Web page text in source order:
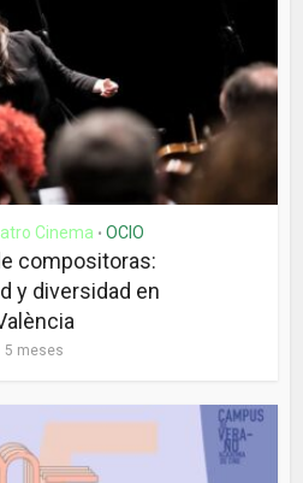
Cinema • OCIO
compositoras:
y diversidad en
5 meses